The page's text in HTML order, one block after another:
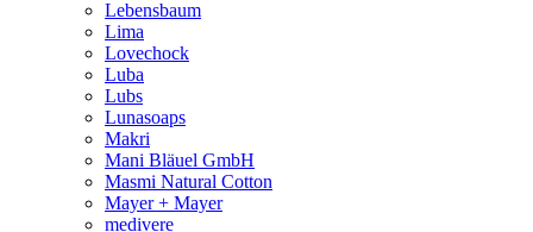
Lebensbaum
Lima
Lovechock
Luba
Lubs
Lunasoaps
Makri
Mani Bläuel GmbH
Masmi Natural Cotton
Mayer + Mayer
medivere